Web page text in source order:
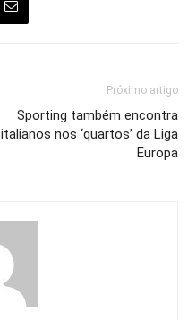
Próximo artigo
Sporting também encontra
italianos nos ‘quartos’ da Liga
Europa